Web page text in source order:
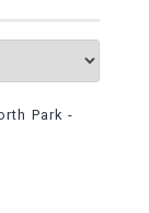
Park -